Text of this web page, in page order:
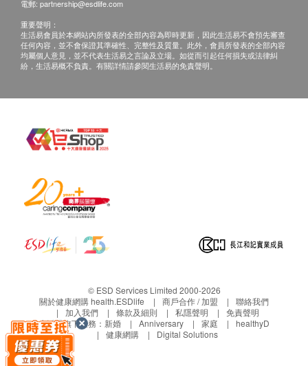
電郵: partnership@esdlife.com
重要聲明：
生活易會員於本網站內所發表的全部內容為即時更新，因此生活易不會預先審查
任何內容，並不會保證其準確性、完整性及質量。此外，會員所發表的全部內容
均屬個人意見，並不代表生活易之言論及立場。如從而引起任何損失或法律糾
紛，生活易概不負責。有關詳情請參閱生活易的免責聲明。
© ESD Services Limited 2000-2026
關於健康網購 health.ESDlife
商戶合作 / 加盟
聯絡我們
加入我們
條款及細則 私隱聲明
免責聲明
生活易旗下業務： 新婚 Anniversary 家庭
healthyD
健康網購
Digital Solutions